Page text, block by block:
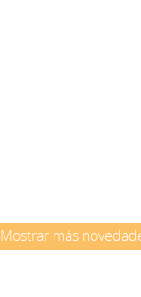
Mostrar más